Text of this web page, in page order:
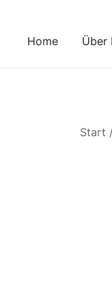
springenHome Über
Start